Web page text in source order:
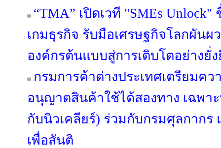
“TMA” เปิดเวที "SMEs Unlock"
เกมธุรกิจ รับมือเศรษฐกิจโลกผัน
องค์กรต้นแบบสู่การเติบโตอย่างยั่
กรมการค้าต่างประเทศเตรียมค
อนุญาตสินค้าใช้ได้สองทาง เฉพา
กับนิวเคลียร์) ร่วมกับกรมศุลกาก
เพื่อสันติ